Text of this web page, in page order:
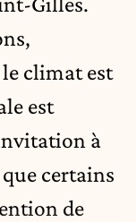
climat est
est
à
certains
de